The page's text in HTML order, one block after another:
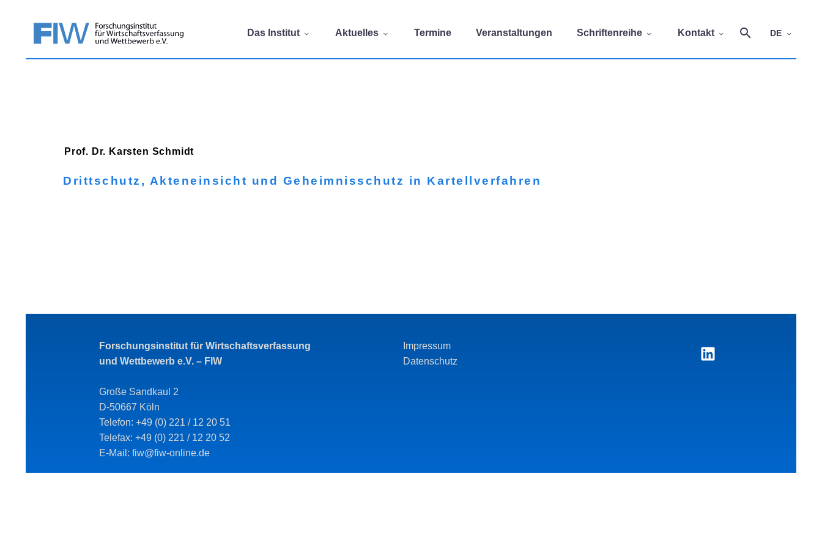
Das Institut Aktuelles Termine Veranstaltungen Schriftenreihe Kontakt DE
Prof. Dr. Karsten Schmidt
Drittschutz, Akteneinsicht und Geheimnisschutz in Kartellverfahren
Forschungsinstitut für Wirtschaftsverfassung
und Wettbewerb e.V. – FIW
Große Sandkaul 2
D-50667 Köln
Telefon: +49 (0) 221 / 12 20 51
Telefax: +49 (0) 221 / 12 20 52
E-Mail: fiw@fiw-online.de
Impressum
Datenschutz